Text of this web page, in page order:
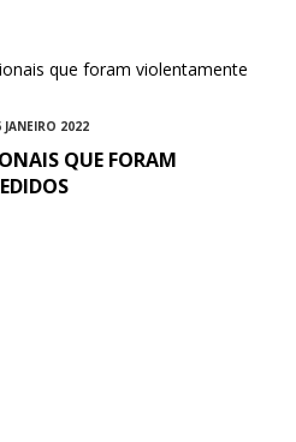
2022
QUE FORAM